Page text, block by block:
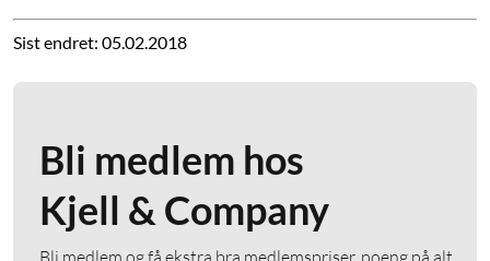
Sist endret: 05.02.2018
Bli medlem hos
Kjell & Company
Bli medlem og få ekstra bra medlemspriser, poeng på alt